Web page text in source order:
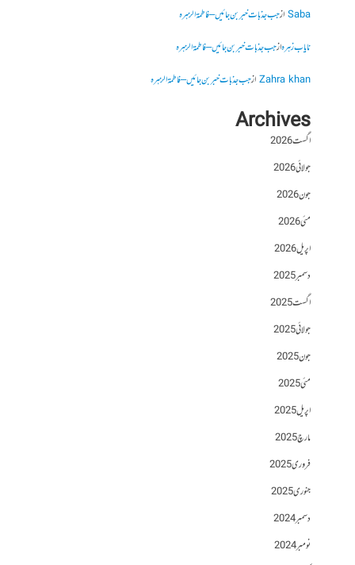
Sabaازجب جذبات خبر بن جائیں – فاطمۃالزہرہ
نایاب زہرہازجب جذبات خبر بن جائیں – فاطمۃالزہرہ
Zahra khanازجب جذبات خبر بن جائیں – فاطمۃالزہرہ
Archives
اگست 2026
جولائی 2026
جون 2026
مئی 2026
اپریل 2026
دسمبر 2025
اگست 2025
جولائی 2025
جون 2025
مئی 2025
اپریل 2025
مارچ 2025
فروری 2025
جنوری 2025
دسمبر 2024
نومبر 2024